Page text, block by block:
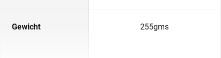
Gewicht 255gms